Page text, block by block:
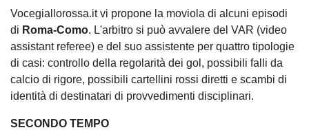
Vocegiallorossa.it vi propone la moviola di alcuni episodi
di Roma-Como. L'arbitro si può avvalere del VAR (video
assistant referee) e del suo assistente per quattro tipologie
di casi: controllo della regolarità dei gol, possibili falli da
calcio di rigore, possibili cartellini rossi diretti e scambi di
identità di destinatari di provvedimenti disciplinari.
SECONDO TEMPO